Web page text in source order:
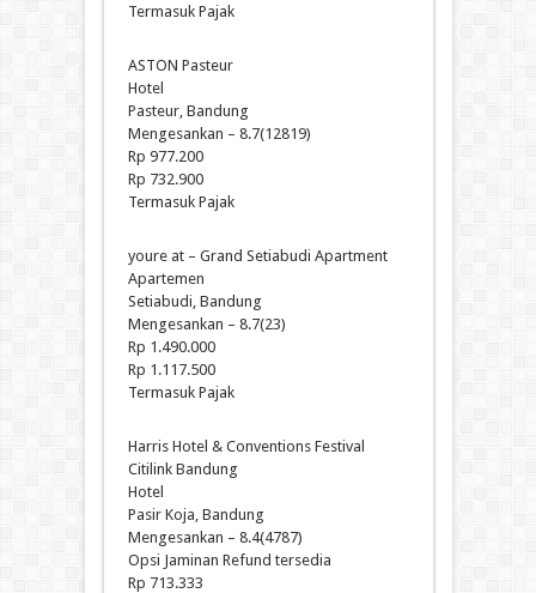
Termasuk Pajak
ASTON Pasteur
Hotel
Pasteur, Bandung
Mengesankan – 8.7(12819)
Rp 977.200
Rp 732.900
Termasuk Pajak
youre at – Grand Setiabudi Apartment
Apartemen
Setiabudi, Bandung
Mengesankan – 8.7(23)
Rp 1.490.000
Rp 1.117.500
Termasuk Pajak
Harris Hotel & Conventions Festival
Citilink Bandung
Hotel
Pasir Koja, Bandung
Mengesankan – 8.4(4787)
Opsi Jaminan Refund tersedia
Rp 713.333